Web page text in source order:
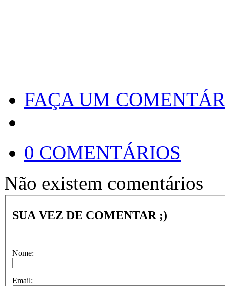
FAÇA UM
0 COMENTÁRIOS
Não existem comentários
SUA VEZ DE COMENTAR ;)
Nome:
Email: